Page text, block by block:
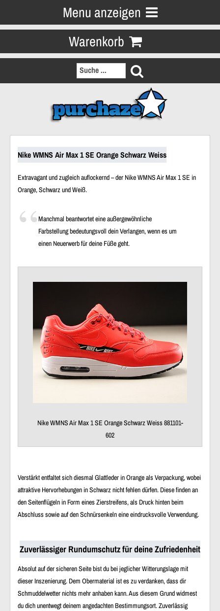
Menu anzeigen
Warenkorb
Nike WMNS Air Max 1 SE Orange Schwarz Weiss
Extravagant und zugleich auflockernd – der Nike WMNS Air Max 1 SE in
Orange, Schwarz und Weiß.
Manchmal beantwortet eine außergewöhnliche
Farbstellung bedeutungsvoll dein Verlangen, wenn es um
einen Neuerwerb für deine Füße geht.
Nike WMNS Air Max 1 SE Orange Schwarz Weiss 881101-
602
Verstärkt entfaltet sich diesmal Glattleder in Orange als Verpackung, wobei
attraktive Hervorhebungen in Schwarz nicht fehlen dürfen. Diese finden an
den Seitenflügeln in Form eines Zierstreifens, als Druck hinten beim
Abschluss sowie auf den Schnürsenkeln eine eindrucksvolle Verwendung.
Zuverlässiger Rundumschutz für deine Zufriedenheit
Absolut auf der sicheren Seite bist du bei jeglicher Witterungslage mit
dieser Inszenierung. Dem Obermaterial ist es zu verdanken, dass dir
Schmuddelwetter nichts mehr anhaben kann. Aus diesem Grund widmest
du dich unentwegt deinem angedachten Bestimmungsort. Zuverlässig